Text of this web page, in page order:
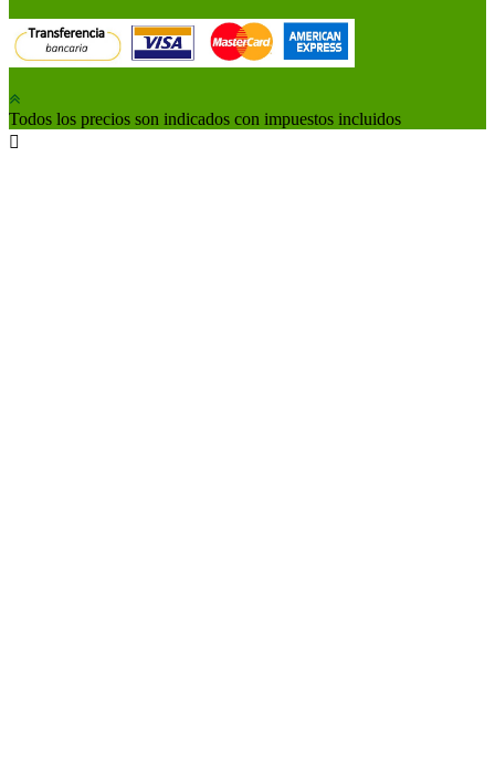
Todos los precios son indicados con impuestos incluidos
